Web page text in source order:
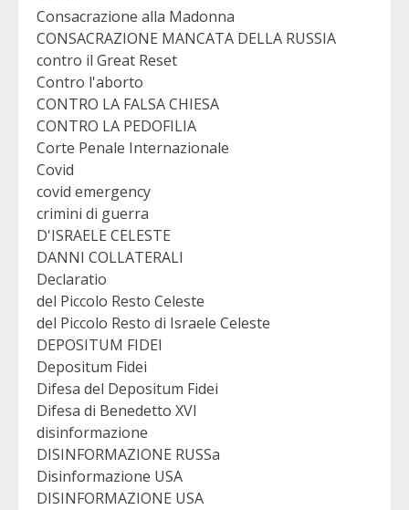
Consacrazione alla Madonna
CONSACRAZIONE MANCATA DELLA RUSSIA
contro il Great Reset
Contro l'aborto
CONTRO LA FALSA CHIESA
CONTRO LA PEDOFILIA
Corte Penale Internazionale
Covid
covid emergency
crimini di guerra
D'ISRAELE CELESTE
DANNI COLLATERALI
Declaratio
del Piccolo Resto Celeste
del Piccolo Resto di Israele Celeste
DEPOSITUM FIDEI
Depositum Fidei
Difesa del Depositum Fidei
Difesa di Benedetto XVI
disinformazione
DISINFORMAZIONE RUSSa
Disinformazione USA
DISINFORMAZIONE USA